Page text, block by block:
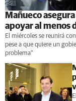
Mañueco
apoyar al menos
El miércoles se reunirá
pese a que quiere un
problema"